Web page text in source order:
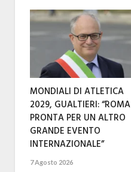
MONDIALI DI ATLETICA
2029, GUALTIERI: “ROMA
PRONTA PER UN ALTRO
GRANDE EVENTO
INTERNAZIONALE”
7 Agosto 2026